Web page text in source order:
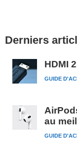
latérale
Derniers
HDMI
GUIDE
au
GUIDE